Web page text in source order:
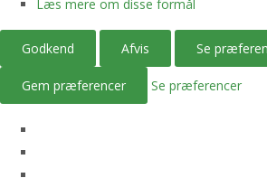
Læs mere om disse formål
Godkend Afvis Se
Gem præferencer Se præferencer